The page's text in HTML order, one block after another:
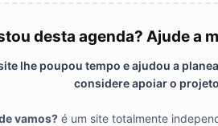
desta agenda? Ajude a
lhe poupou tempo e ajudou a
considere apoiar o
vamos? é um site totalmente